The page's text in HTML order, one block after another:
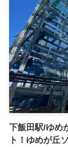
下飯田駅/ゆめ
ト！ゆめが丘